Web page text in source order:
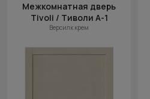
Межкомнатная дверь
Tivoli / Тиволи А-1
Версилк крем